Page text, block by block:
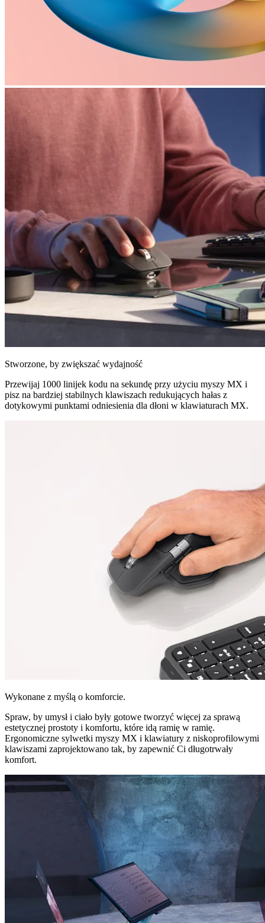
Stworzone, by zwiększać wydajność
Przewijaj 1000 linijek kodu na sekundę przy użyciu myszy MX i
pisz na bardziej stabilnych klawiszach redukujących hałas z
dotykowymi punktami odniesienia dla dłoni w klawiaturach MX.
Wykonane z myślą o komforcie.
Spraw, by umysł i ciało były gotowe tworzyć więcej za sprawą
estetycznej prostoty i komfortu, które idą ramię w ramię.
Ergonomiczne sylwetki myszy MX i klawiatury z niskoprofilowymi
klawiszami zaprojektowano tak, by zapewnić Ci długotrwały
komfort.